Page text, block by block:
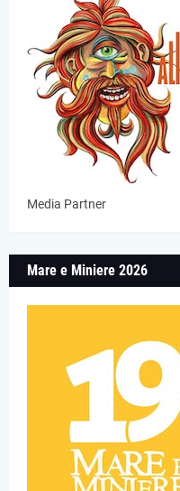
Media Partner
Mare e Miniere 2026